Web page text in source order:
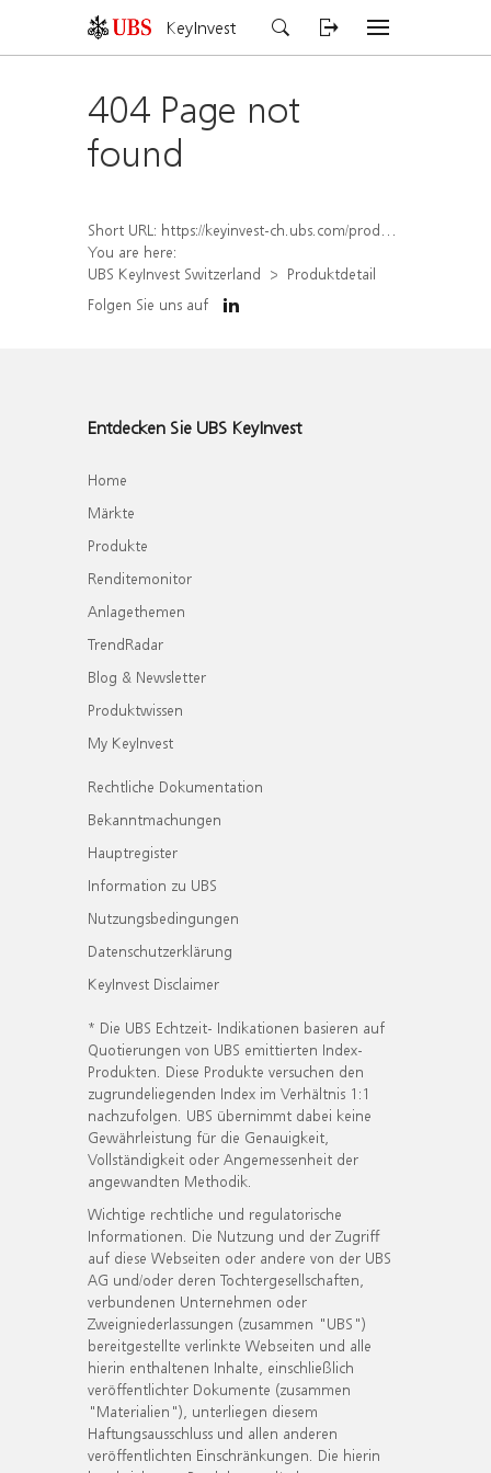
KeyInvest
404 Page not
found
Short URL: https://keyinvest-ch.ubs.com/produkt/detail/index/isin/CH1572306491
You are here:
UBS KeyInvest Switzerland
Produktdetail
Folgen Sie uns auf
Entdecken Sie UBS KeyInvest
Home
Märkte
Produkte
Renditemonitor
Anlagethemen
TrendRadar
Blog & Newsletter
Produktwissen
My KeyInvest
Rechtliche Dokumentation
Bekanntmachungen
Hauptregister
Information zu UBS
Nutzungsbedingungen
Datenschutzerklärung
KeyInvest Disclaimer
* Die UBS Echtzeit- Indikationen basieren auf
Quotierungen von UBS emittierten Index-
Produkten. Diese Produkte versuchen den
zugrundeliegenden Index im Verhältnis 1:1
nachzufolgen. UBS übernimmt dabei keine
Gewährleistung für die Genauigkeit,
Vollständigkeit oder Angemessenheit der
angewandten Methodik.
Wichtige rechtliche und regulatorische
Informationen. Die Nutzung und der Zugriff
auf diese Webseiten oder andere von der UBS
AG und/oder deren Tochtergesellschaften,
verbundenen Unternehmen oder
Zweigniederlassungen (zusammen "UBS")
bereitgestellte verlinkte Webseiten und alle
hierin enthaltenen Inhalte, einschließlich
veröffentlichter Dokumente (zusammen
"Materialien"), unterliegen diesem
Haftungsausschluss und allen anderen
veröffentlichten Einschränkungen. Die hierin